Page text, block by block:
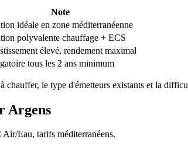
Note
idéale en zone méditerranéenne
polyvalente chauffage + ECS
élevé, rendement maximal
tous les 2 ans minimum
chauffer, le type d'émetteurs existants et la
Argens
Eau, tarifs méditerranéens.